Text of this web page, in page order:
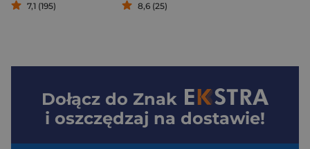
7,1 (195) 8,6 (25)
Dołącz do Znak
i oszczędzaj na dostawie!